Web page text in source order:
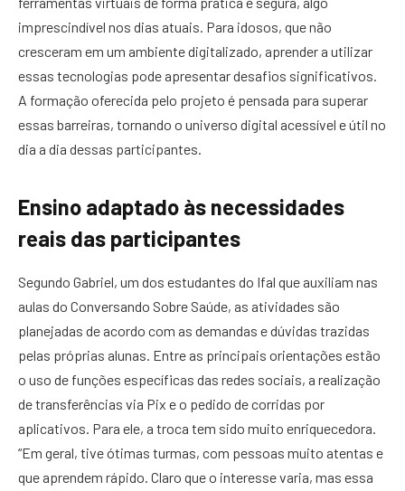
imprescindível nos dias atuais. Para idosos, que não
cresceram em um ambiente digitalizado, aprender a utilizar
essas tecnologias pode apresentar desafios significativos.
A formação oferecida pelo projeto é pensada para superar
essas barreiras, tornando o universo digital acessível e útil no
dia a dia dessas participantes.
Ensino adaptado às necessidades
reais das participantes
Segundo Gabriel, um dos estudantes do Ifal que auxiliam nas
aulas do Conversando Sobre Saúde, as atividades são
planejadas de acordo com as demandas e dúvidas trazidas
pelas próprias alunas. Entre as principais orientações estão
o uso de funções específicas das redes sociais, a realização
de transferências via Pix e o pedido de corridas por
aplicativos. Para ele, a troca tem sido muito enriquecedora.
“Em geral, tive ótimas turmas, com pessoas muito atentas e
que aprendem rápido. Claro que o interesse varia, mas essa